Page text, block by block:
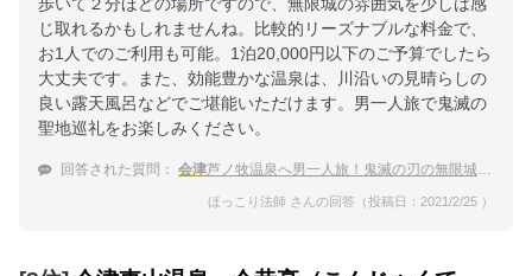
じ取れるかもしれませんね。比較的リーズナブルな料金で、
お1人でのご利用も可能。1泊20,000円以下のご予算でしたら
大丈夫です。また、効能豊かな温泉は、川沿いの見晴らしの
良い露天風呂などでご堪能いただけます。男一人旅で鬼滅の
聖地巡礼をお楽しみください。
回答された質問： 会津芦ノ牧温泉へ男一人旅！鬼滅の刃の無限城っぽい宿を拝みに、近くの温泉宿を教えて。
ほっこり法師 さんの回答（投稿日：2021/2/25 ）